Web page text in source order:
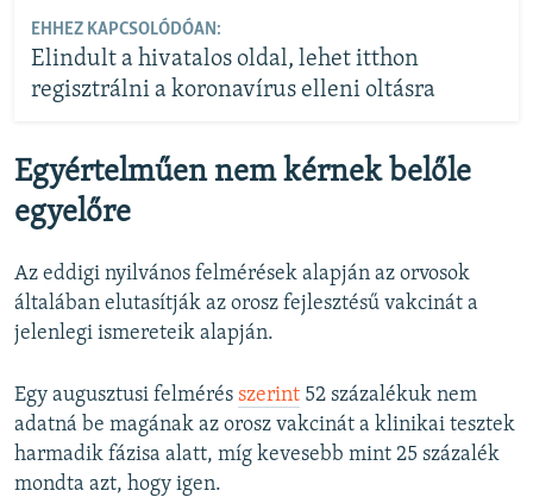
EHHEZ KAPCSOLÓDÓAN:
Elindult a hivatalos oldal, lehet itthon
regisztrálni a koronavírus elleni oltásra
Egyértelműen nem kérnek belőle
egyelőre
Az eddigi nyilvános felmérések alapján az orvosok
általában elutasítják az orosz fejlesztésű vakcinát a
jelenlegi ismereteik alapján.
Egy augusztusi felmérés szerint 52 százalékuk nem
adatná be magának az orosz vakcinát a klinikai tesztek
harmadik fázisa alatt, míg kevesebb mint 25 százalék
mondta azt, hogy igen.